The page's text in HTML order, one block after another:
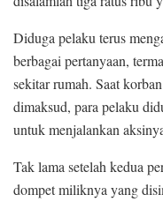
Diduga pelaku terus
berbagai pertanyaan,
sekitar rumah. Saat
dimaksud, para pelaku
untuk menjalankan
Tak lama setelah kedua
dompet miliknya yang